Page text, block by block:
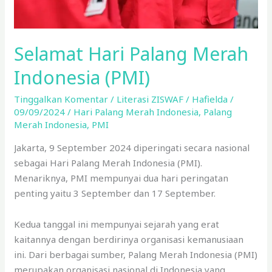
Selamat Hari Palang Merah
Indonesia (PMI)
Tinggalkan Komentar / Literasi ZISWAF / Hafielda/
09/09/2024/ Hari Palang Merah Indonesia, Palang
Merah Indonesia, PMI
Jakarta, 9 September 2024 diperingati secara nasional
sebagai Hari Palang Merah Indonesia (PMI).
Menariknya, PMI mempunyai dua hari peringatan
penting yaitu 3 September dan 17 September.
Kedua tanggal ini mempunyai sejarah yang erat
kaitannya dengan berdirinya organisasi kemanusiaan
ini. Dari berbagai sumber, Palang Merah Indonesia (PMI)